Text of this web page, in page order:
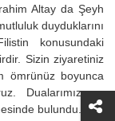
Altay da Şeyh
duyduklarını
konusundaki
Sizin ziyaretiniz
ömrünüz boyunca
Dualarımız ve
bulundu.